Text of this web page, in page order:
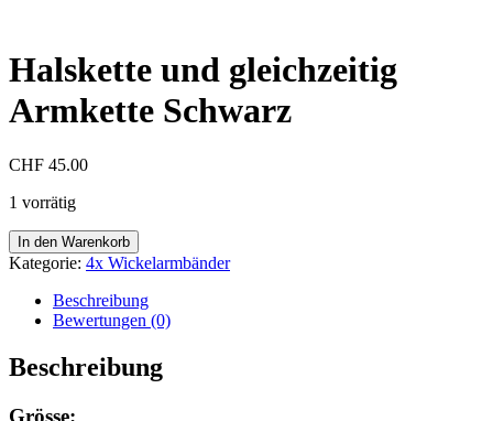
Halskette und gleichzeitig
Armkette Schwarz
CHF 45.00
1 vorrätig
Halskette
und
gleichzeitig
Armkette
Schwarz
In den Warenkorb
Kategorie: 4x Wickelarmbänder
Beschreibung
Bewertungen (0)
Beschreibung
Grösse: